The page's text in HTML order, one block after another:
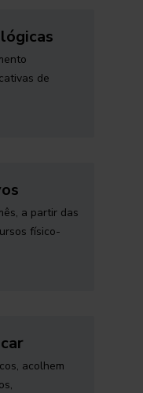
de
a partir das
físico-
acolhem